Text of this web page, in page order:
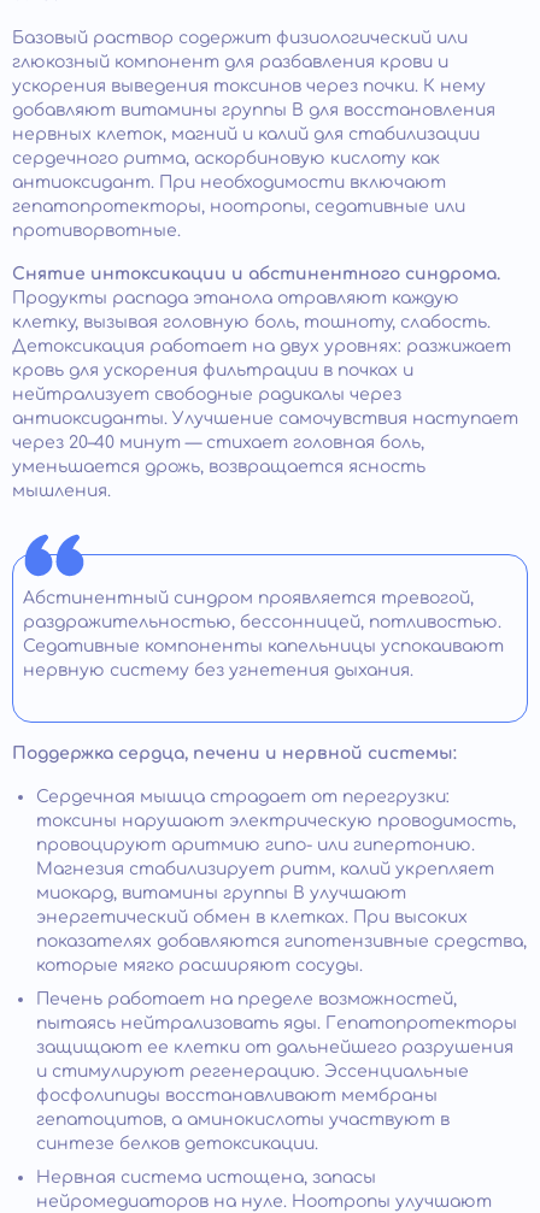
Базовый раствор содержит физиологический или
глюкозный компонент для разбавления крови и
ускорения выведения токсинов через почки. К нему
добавляют витамины группы B для восстановления
нервных клеток, магний и калий для стабилизации
сердечного ритма, аскорбиновую кислоту как
антиоксидант. При необходимости включают
гепатопротекторы, ноотропы, седативные или
противорвотные.
Снятие интоксикации и абстинентного синдрома.
Продукты распада этанола отравляют каждую
клетку, вызывая головную боль, тошноту, слабость.
Детоксикация работает на двух уровнях: разжижает
кровь для ускорения фильтрации в почках и
нейтрализует свободные радикалы через
антиоксиданты. Улучшение самочувствия наступает
через 20–40 минут — стихает головная боль,
уменьшается дрожь, возвращается ясность
мышления.
Абстинентный синдром проявляется тревогой,
раздражительностью, бессонницей, потливостью.
Седативные компоненты капельницы успокаивают
нервную систему без угнетения дыхания.
Поддержка сердца, печени и нервной системы:
Сердечная мышца страдает от перегрузки:
токсины нарушают электрическую проводимость,
провоцируют аритмию гипо- или гипертонию.
Магнезия стабилизирует ритм, калий укрепляет
миокард, витамины группы B улучшают
энергетический обмен в клетках. При высоких
показателях добавляются гипотензивные средства,
которые мягко расширяют сосуды.
Печень работает на пределе возможностей,
пытаясь нейтрализовать яды. Гепатопротекторы
защищают ее клетки от дальнейшего разрушения
и стимулируют регенерацию. Эссенциальные
фосфолипиды восстанавливают мембраны
гепатоцитов, а аминокислоты участвуют в
синтезе белков детоксикации.
Нервная система истощена, запасы
нейромедиаторов на нуле. Ноотропы улучшают